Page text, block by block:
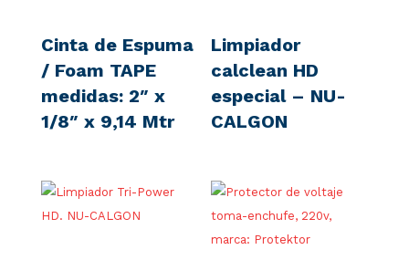
Cinta de Espuma
/ Foam TAPE
medidas: 2″ x
1/8″ x 9,14 Mtr
Limpiador
calclean HD
especial – NU-
CALGON